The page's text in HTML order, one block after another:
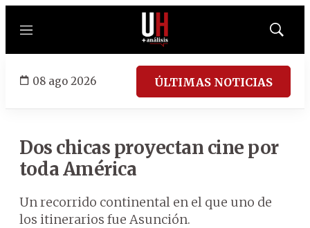
Menú
Mostrar
08 ago 2026 ÚLTIMAS NOTICIAS
Dos chicas proyectan cine por
toda América
Un recorrido continental en el que uno de
los itinerarios fue Asunción.